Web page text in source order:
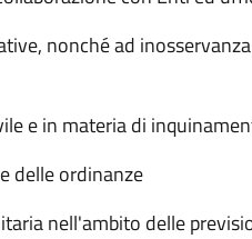
nonché ad
e in materia di
delle ordinanze
nell'ambito delle